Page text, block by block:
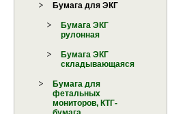
Бумага для ЭКГ
Бумага ЭКГ
рулонная
Бумага ЭКГ
складывающаяся
Бумага для
фетальных
мониторов, КТГ-